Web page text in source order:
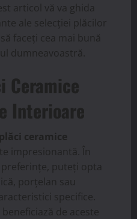
articol vă va ghida
ale selecției plăcilor
faceți cea mai bună
dumneavoastră.
Ceramice
Interioare
plăci ceramice
impresionantă. În
puteți opta
porțelan sau
specifice.
de aceste